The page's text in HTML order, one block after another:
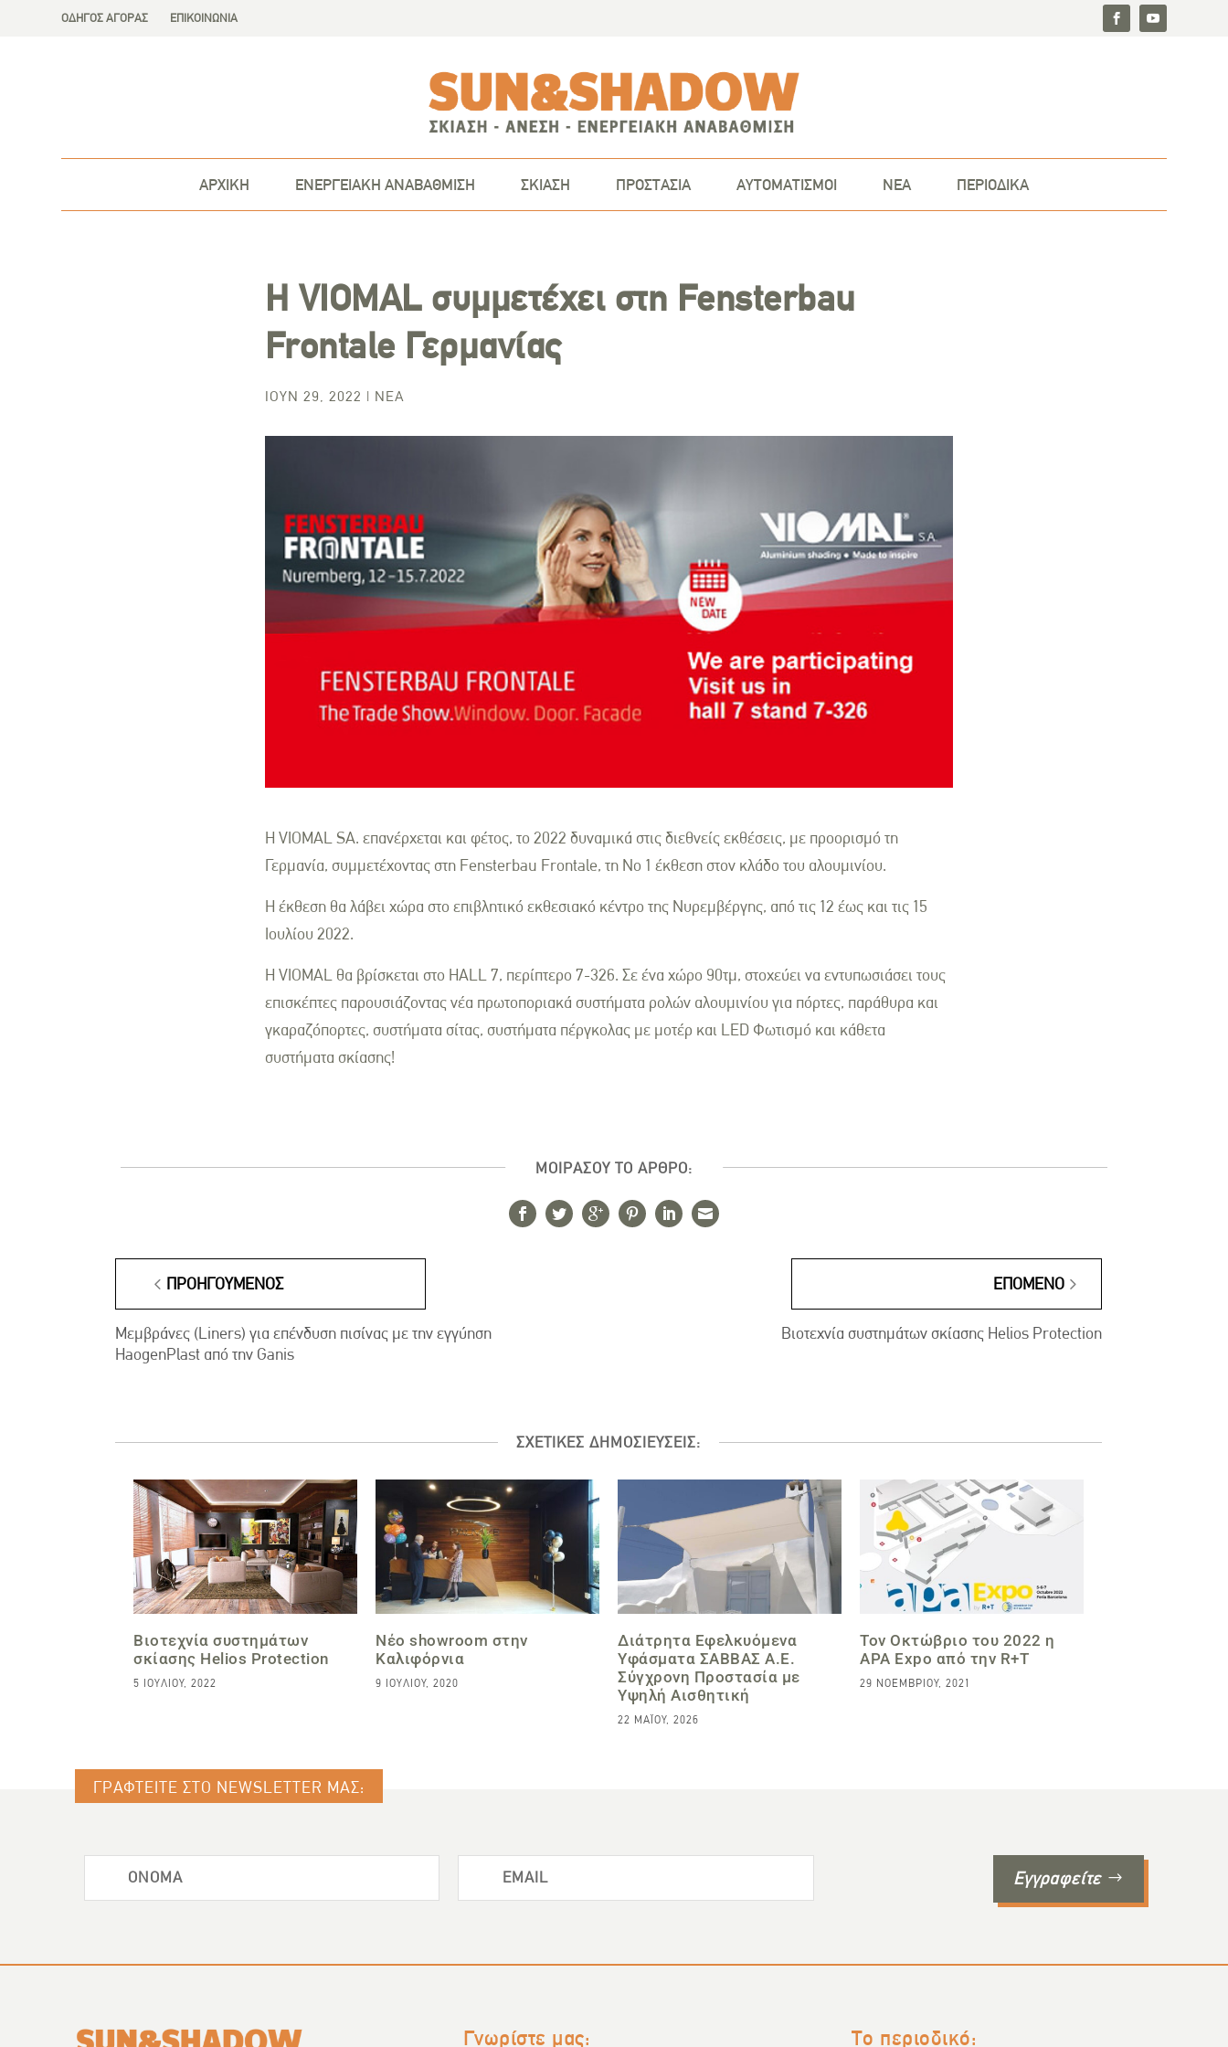
ΟΔΗΓΟΣ ΑΓΟΡΑΣ ΕΠΙΚΟΙΝΩΝΙΑ
ΑΡΧΙΚΗ ΕΝΕΡΓΕΙΑΚΗ ΑΝΑΒΑΘΜΙΣΗ ΣΚΙΑΣΗ ΠΡΟΣΤΑΣΙΑ ΑΥΤΟΜΑΤΙΣΜΟΙ ΝΕΑ ΠΕΡΙΟΔΙΚΑ
Η VIOMAL συμμετέχει στη Fensterbau
Frontale Γερμανίας
ΙΟΎΝ 29, 2022 | ΝΈΑ
Η VIOMAL SA. επανέρχεται και φέτος, το 2022 δυναμικά στις διεθνείς εκθέσεις, με προορισμό τη
Γερμανία, συμμετέχοντας στη Fensterbau Frontale, τη Νο 1 έκθεση στον κλάδο του αλουμινίου.
Η έκθεση θα λάβει χώρα στο επιβλητικό εκθεσιακό κέντρο της Νυρεμβέργης, από τις 12 έως και τις 15
Ιουλίου 2022.
Η VIOMAL θα βρίσκεται στο HALL 7, περίπτερο 7-326. Σε ένα χώρο 90τμ, στοχεύει να εντυπωσιάσει τους
επισκέπτες παρουσιάζοντας νέα πρωτοποριακά συστήματα ρολών αλουμινίου για πόρτες, παράθυρα και
γκαραζόπορτες, συστήματα σίτας, συστήματα πέργκολας με μοτέρ και LED Φωτισμό και κάθετα
συστήματα σκίασης!
ΜΟΙΡΑΣΟΥ ΤΟ ΑΡΘΡΟ:
ΠΡΟΗΓΟΎΜΕΝΟΣ
Μεμβράνες (Liners) για επένδυση πισίνας με την εγγύηση
HaogenPlast από την Ganis
ΕΠΌΜΕΝΟ
Βιοτεχνία συστημάτων σκίασης Helios Protection
ΣΧΕΤΙΚΕΣ ΔΗΜΟΣΙΕΥΣΕΙΣ:
Βιοτεχνία συστημάτων
σκίασης Helios Protection
5 ΙΟΥΛΊΟΥ, 2022
Νέο showroom στην
Καλιφόρνια
9 ΙΟΥΛΊΟΥ, 2020
Διάτρητα Εφελκυόμενα
Υφάσματα ΣΑΒΒΑΣ Α.Ε.
Σύγχρονη Προστασία με
Υψηλή Αισθητική
22 ΜΑΪ́ΟΥ, 2026
Τον Οκτώβριο του 2022 η
APA Expo από την R+T
29 ΝΟΕΜΒΡΊΟΥ, 2021
ΓΡΑΦΤΕΙΤΕ ΣΤΟ NEWSLETTER ΜΑΣ:
Εγγραφείτε
Γνωρίστε μας: Το περιοδικό: